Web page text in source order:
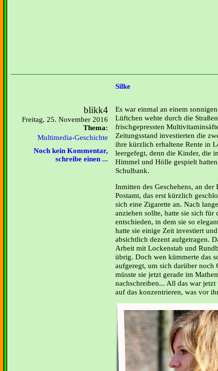
Silke
blikk4
Freitag, 25. November 2016
Thema:
Multimedia-Geschichte
Noch kein Kommentar,
schreibe einen ...
Es war einmal an einem
Lüftchen wehte durch die
frischgepressten
Zeitungsstand investierten die
ihre kürzlich erhaltene Rente in
leergefegt, denn die Kinder, die
Himmel und Hölle gespielt
Schulbank.
Inmitten des Geschehens, an der
Postamt, das erst kürzlich
sich eine Zigarette an. Nach
anziehen sollte, hatte sie sich für
entschieden, in dem sie so
hatte sie einige Zeit investiert
absichtlich dezent aufgetragen.
Arbeit mit Lockenstab und
übrig. Doch wen kümmerte das
aufgeregt, um sich darüber noch
müsste sie jetzt gerade im
nachschreiben... All das war jetzt
auf das konzentrieren, was vor